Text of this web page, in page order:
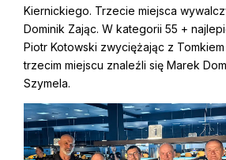
Kiernickiego. Trzecie miejsca
Dominik Zając. W kategorii 55 +
Piotr Kotowski zwyciężając z
trzecim miejscu znaleźli się Marek
Szymela.